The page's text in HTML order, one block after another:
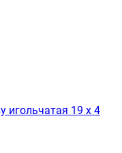
игольчатая 19 х 4